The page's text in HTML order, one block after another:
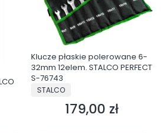
Klucze płaskie polerowane 6-
32mm 12elem. STALCO PERFECT
S-76743
PRODUCENT
STALCO
Cena
179,00 zł